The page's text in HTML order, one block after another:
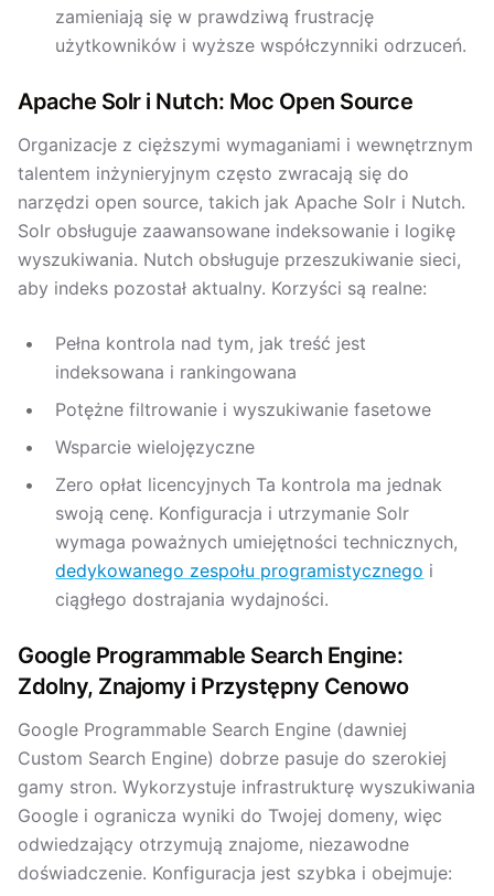
zamieniają się w prawdziwą frustrację
użytkowników i wyższe współczynniki odrzuceń.
Apache Solr i Nutch: Moc Open Source
Organizacje z cięższymi wymaganiami i wewnętrznym
talentem inżynieryjnym często zwracają się do
narzędzi open source, takich jak Apache Solr i Nutch.
Solr obsługuje zaawansowane indeksowanie i logikę
wyszukiwania. Nutch obsługuje przeszukiwanie sieci,
aby indeks pozostał aktualny. Korzyści są realne:
Pełna kontrola nad tym, jak treść jest
indeksowana i rankingowana
Potężne filtrowanie i wyszukiwanie fasetowe
Wsparcie wielojęzyczne
Zero opłat licencyjnych Ta kontrola ma jednak
swoją cenę. Konfiguracja i utrzymanie Solr
wymaga poważnych umiejętności technicznych,
dedykowanego zespołu programistycznego i
ciągłego dostrajania wydajności.
Google Programmable Search Engine:
Zdolny, Znajomy i Przystępny Cenowo
Google Programmable Search Engine (dawniej
Custom Search Engine) dobrze pasuje do szerokiej
gamy stron. Wykorzystuje infrastrukturę wyszukiwania
Google i ogranicza wyniki do Twojej domeny, więc
odwiedzający otrzymują znajome, niezawodne
doświadczenie. Konfiguracja jest szybka i obejmuje: